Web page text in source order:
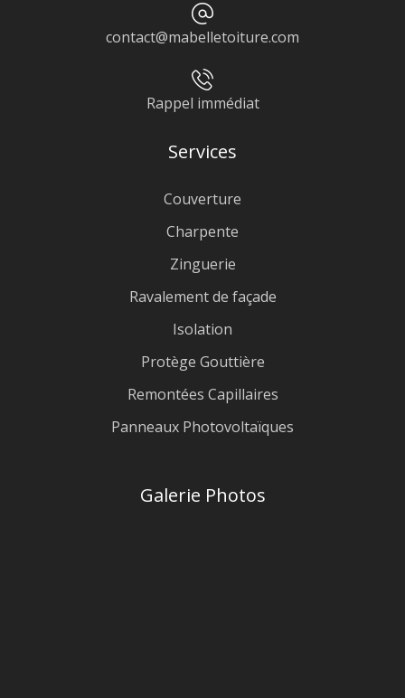
contact@mabelletoiture.com
Rappel immédiat
Services
Couverture
Charpente
Zinguerie
Ravalement de façade
Isolation
Protège Gouttière
Remontées Capillaires
Panneaux Photovoltaïques
Galerie Photos